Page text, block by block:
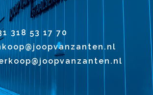
318 53 17 70